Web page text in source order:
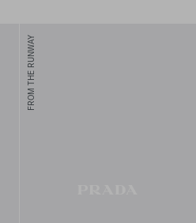
FROM THE RUNWAY